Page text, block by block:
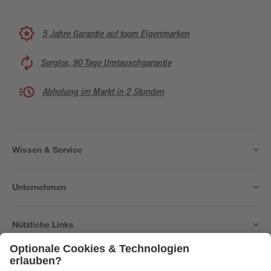
5 Jahre Garantie auf toom Eigenmarken
Sorglos, 90 Tage Umtauschgarantie
Abholung im Markt in 2 Stunden
Wissen & Service
Unternehmen
Nützliche Links